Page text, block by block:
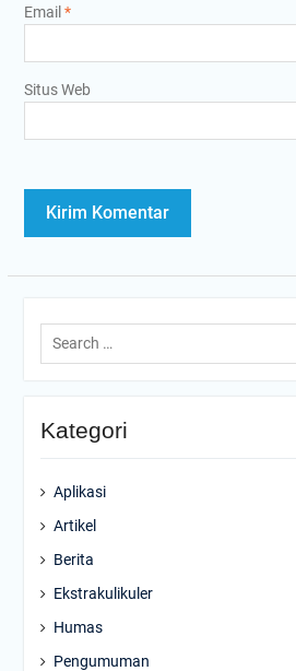
Email *
Situs Web
Search
for:
Kategori
Aplikasi
Artikel
Berita
Ekstrakulikuler
Humas
Pengumuman